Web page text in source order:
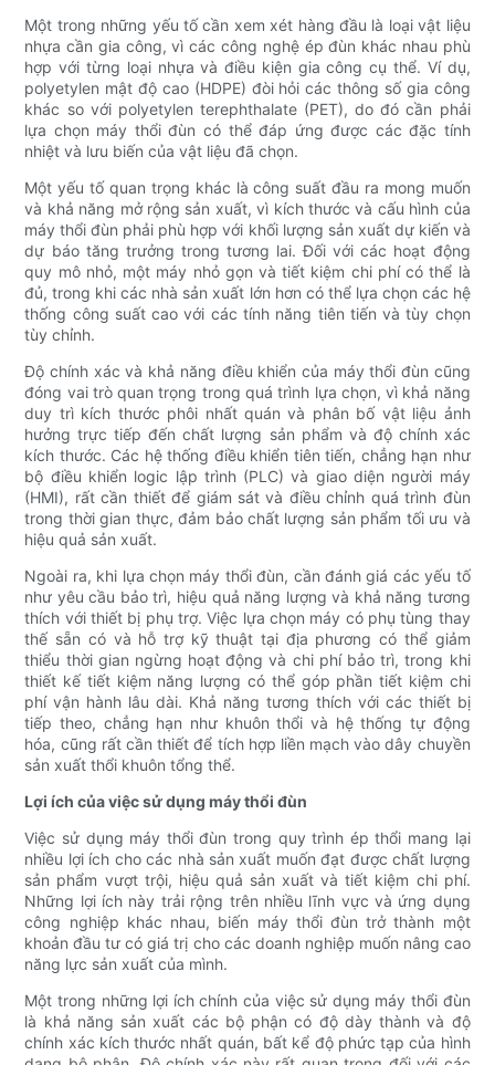
Một trong những yếu tố cần xem xét hàng đầu là loại vật liệu
nhựa cần gia công, vì các công nghệ ép đùn khác nhau phù
hợp với từng loại nhựa và điều kiện gia công cụ thể. Ví dụ,
polyetylen mật độ cao (HDPE) đòi hỏi các thông số gia công
khác so với polyetylen terephthalate (PET), do đó cần phải
lựa chọn máy thổi đùn có thể đáp ứng được các đặc tính
nhiệt và lưu biến của vật liệu đã chọn.
Một yếu tố quan trọng khác là công suất đầu ra mong muốn
và khả năng mở rộng sản xuất, vì kích thước và cấu hình của
máy thổi đùn phải phù hợp với khối lượng sản xuất dự kiến ​​và
dự báo tăng trưởng trong tương lai. Đối với các hoạt động
quy mô nhỏ, một máy nhỏ gọn và tiết kiệm chi phí có thể là
đủ, trong khi các nhà sản xuất lớn hơn có thể lựa chọn các hệ
thống công suất cao với các tính năng tiên tiến và tùy chọn
tùy chỉnh.
Độ chính xác và khả năng điều khiển của máy thổi đùn cũng
đóng vai trò quan trọng trong quá trình lựa chọn, vì khả năng
duy trì kích thước phôi nhất quán và phân bố vật liệu ảnh
hưởng trực tiếp đến chất lượng sản phẩm và độ chính xác
kích thước. Các hệ thống điều khiển tiên tiến, chẳng hạn như
bộ điều khiển logic lập trình (PLC) và giao diện người máy
(HMI), rất cần thiết để giám sát và điều chỉnh quá trình đùn
trong thời gian thực, đảm bảo chất lượng sản phẩm tối ưu và
hiệu quả sản xuất.
Ngoài ra, khi lựa chọn máy thổi đùn, cần đánh giá các yếu tố
như yêu cầu bảo trì, hiệu quả năng lượng và khả năng tương
thích với thiết bị phụ trợ. Việc lựa chọn máy có phụ tùng thay
thế sẵn có và hỗ trợ kỹ thuật tại địa phương có thể giảm
thiểu thời gian ngừng hoạt động và chi phí bảo trì, trong khi
thiết kế tiết kiệm năng lượng có thể góp phần tiết kiệm chi
phí vận hành lâu dài. Khả năng tương thích với các thiết bị
tiếp theo, chẳng hạn như khuôn thổi và hệ thống tự động
hóa, cũng rất cần thiết để tích hợp liền mạch vào dây chuyền
sản xuất thổi khuôn tổng thể.
Lợi ích của việc sử dụng máy thổi đùn
Việc sử dụng máy thổi đùn trong quy trình ép thổi mang lại
nhiều lợi ích cho các nhà sản xuất muốn đạt được chất lượng
sản phẩm vượt trội, hiệu quả sản xuất và tiết kiệm chi phí.
Những lợi ích này trải rộng trên nhiều lĩnh vực và ứng dụng
công nghiệp khác nhau, biến máy thổi đùn trở thành một
khoản đầu tư có giá trị cho các doanh nghiệp muốn nâng cao
năng lực sản xuất của mình.
Một trong những lợi ích chính của việc sử dụng máy thổi đùn
là khả năng sản xuất các bộ phận có độ dày thành và độ
chính xác kích thước nhất quán, bất kể độ phức tạp của hình